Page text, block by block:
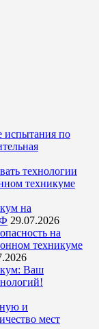
испытания по
технологии
техникуме
на
29.07.2026
на
техникуме
Ваш
и
мест